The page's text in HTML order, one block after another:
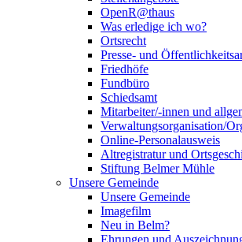
OpenR@thaus
Was erledige ich wo?
Ortsrecht
Presse- und
Friedhöfe
Fundbüro
Schiedsamt
Mitarbeiter/-innen und
Verwaltungsorganisation/
Online-Personalausweis
Altregistratur und
Stiftung Belmer Mühle
Unsere Gemeinde
Unsere Gemeinde
Imagefilm
Neu in Belm?
Ehrungen und